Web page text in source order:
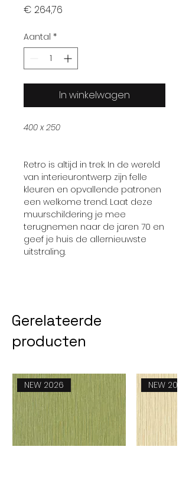
€ 264,76
Aantal *
In winkelwagen
400 x 250
Retro is altijd in trek. In de wereld
van interieurontwerp zijn felle
kleuren en opvallende patronen
een welkome trend. Laat deze
muurschildering je mee
terugnemen naar de jaren 70 en
geef je huis de allernieuwste
uitstraling.
Gerelateerde
producten
NEW 2026 NEW 2026